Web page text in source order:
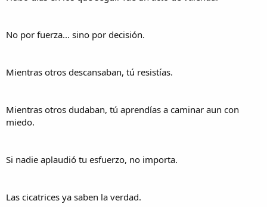
No por fuerza... sino por decisión.
Mientras otros descansaban, tú resistías.
Mientras otros dudaban, tú aprendías a caminar aun con
miedo.
Si nadie aplaudió tu esfuerzo, no importa.
Las cicatrices ya saben la verdad.